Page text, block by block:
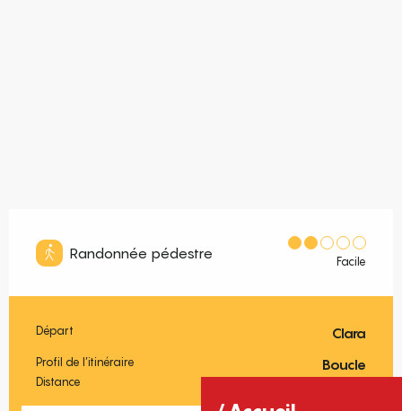
Randonnée pédestre Facile
Informations pratiques
Départ Clara
Profil de l’itinéraire Boucle
Distance